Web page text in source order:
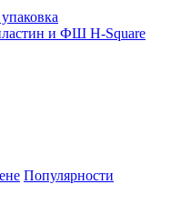
и ФШ H-Square
Популярности